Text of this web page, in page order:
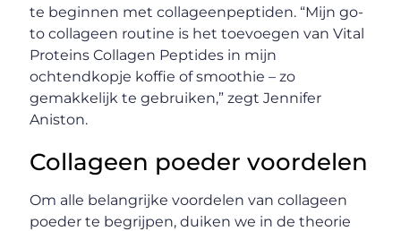
te beginnen met collageenpeptiden. “Mijn go-
to collageen routine is het toevoegen van Vital
Proteins Collagen Peptides in mijn
ochtendkopje koffie of smoothie – zo
gemakkelijk te gebruiken,” zegt Jennifer
Aniston.
Collageen poeder voordelen
Om alle belangrijke voordelen van collageen
poeder te begrijpen, duiken we in de theorie